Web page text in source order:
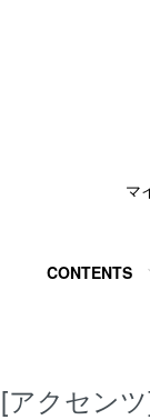
CONTENTS
マ
[アクセン